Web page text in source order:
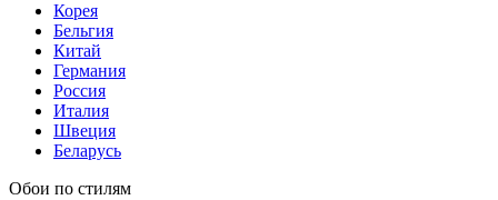
Корея
Бельгия
Китай
Германия
Россия
Италия
Швеция
Беларусь
Обои по стилям